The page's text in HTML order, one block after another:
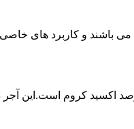
می باشند و کاربرد های